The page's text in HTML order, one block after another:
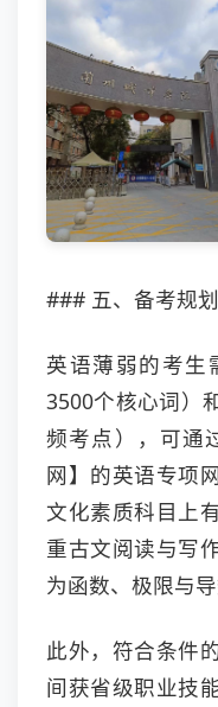
### 五、备考规
英语薄弱的考生
3500个核心词）
频考点），可通
网】的英语专项
文化素质科目上
重古文阅读与写
为函数、极限与
此外，符合条件
间获省级职业技